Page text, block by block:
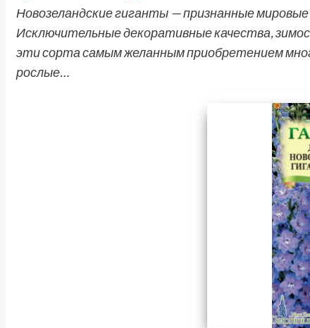
Новозеландские гиганты — признанные
Исключительные декоративные качества,
эти сорта самым желанным приобретением
рослые…